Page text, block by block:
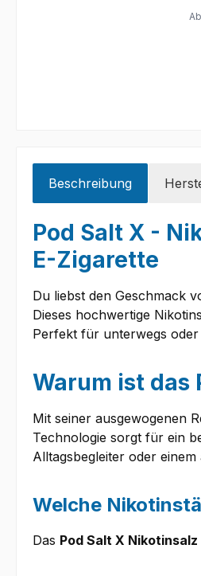
Beschreibung
Pod Salt X -
E-Zigarette
Du liebst den Geschmack
Dieses hochwertige
Perfekt für unterwegs
Warum ist das
Mit seiner ausgewogenen
Technologie sorgt für ein
Alltagsbegleiter oder
Welche
Das Pod Salt X Nikotinsalz